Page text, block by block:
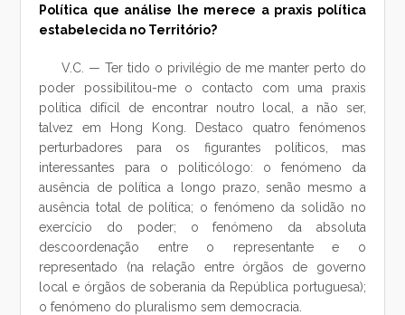
Política que análise lhe merece a praxis política
estabelecida no Território?
V.C. — Ter tido o privilégio de me manter perto do
poder possibilitou-me o contacto com uma praxis
política difícil de encontrar noutro local, a não ser,
talvez em Hong Kong. Destaco quatro fenómenos
perturbadores para os figurantes políticos, mas
interessantes para o politicólogo: o fenómeno da
ausência de política a longo prazo, senão mesmo a
ausência total de política; o fenómeno da solidão no
exercício do poder; o fenómeno da absoluta
descoordenação entre o representante e o
representado (na relação entre órgãos de governo
local e órgãos de soberania da República portuguesa);
o fenómeno do pluralismo sem democracia.